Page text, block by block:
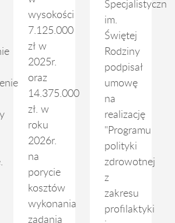
wysokości
7.125.000
zł w
2025r.
oraz
14.375.000
zł. w
roku
2026r.
na
porycie
kosztów
wykonania
zadania
Specjalistyczny
im.
Świętej
Rodziny
podpisał
umowę
na
realizację
"Programu
polityki
zdrowotnej
z
zakresu
profilaktyki